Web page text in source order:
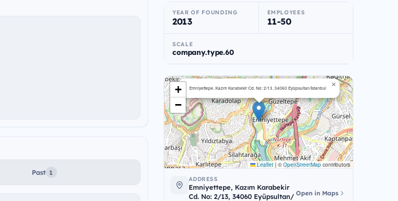
Past 1
YEAR OF FOUNDING
2013
EMPLOYEES
11-50
SCALE
company.type.60
Emniyettepe, Kazım Karabekir Cd. No: 2/13, 34060 Eyüpsultan/İstanbul ×
+
−
Leaflet |©OpenStreetMapcontributors
ADDRESS
Emniyettepe, Kazım Karabekir
Cd. No: 2/13, 34060 Eyüpsultan/ Open in Maps